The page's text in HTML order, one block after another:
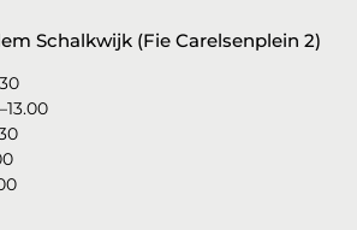
Schalkwijk (Fie Carelsenplein 2)